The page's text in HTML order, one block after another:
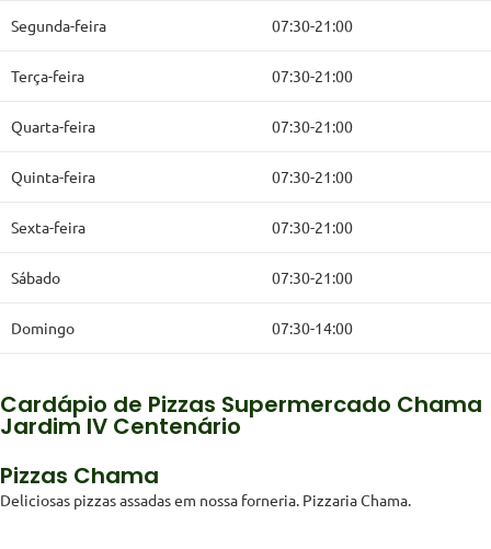
Segunda-feira 07:30-21:00
Terça-feira 07:30-21:00
Quarta-feira 07:30-21:00
Quinta-feira 07:30-21:00
Sexta-feira 07:30-21:00
Sábado 07:30-21:00
Domingo 07:30-14:00
Cardápio de Pizzas Supermercado Chama
Jardim IV Centenário
Pizzas Chama
Deliciosas pizzas assadas em nossa forneria. Pizzaria Chama.